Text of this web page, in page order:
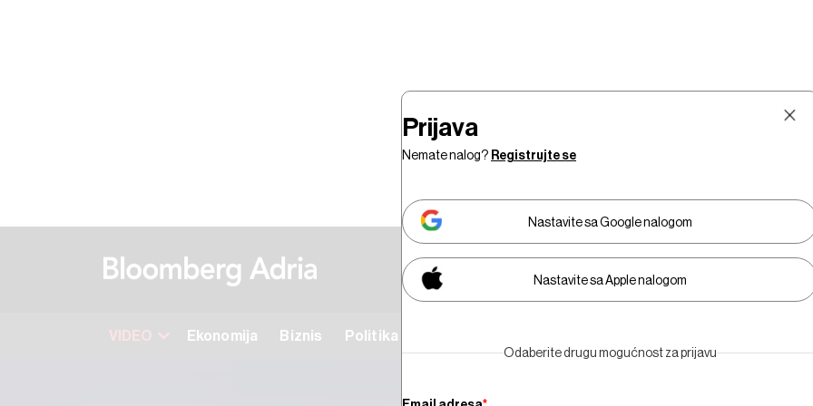
VIDEO Ekonomija Biznis Politika
Prijava
Nemate nalog? Registrujte se
Nastavite sa Google nalogom
Nastavite sa Apple nalogom
Odaberite drugu mogućnost za prijavu